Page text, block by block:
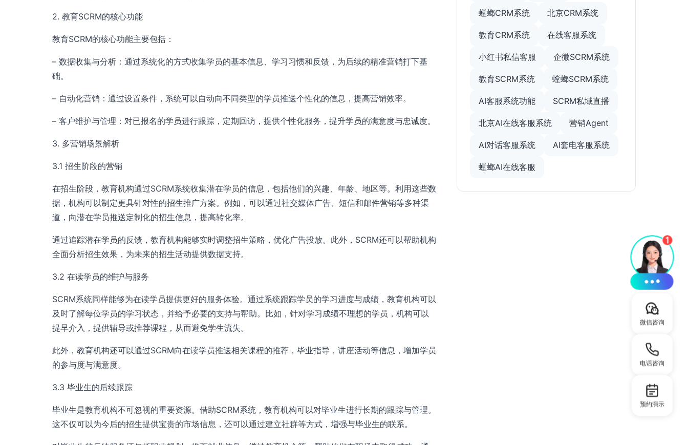
2. 教育SCRM的核心功能
教育SCRM的核心功能主要包括：
– 数据收集与分析：通过系统化的方式收集学员的基本信息、学习习惯和反馈，为后续的精准营销打下基
础。
– 自动化营销：通过设置条件，系统可以自动向不同类型的学员推送个性化的信息，提高营销效率。
– 客户维护与管理：对已报名的学员进行跟踪，定期回访，提供个性化服务，提升学员的满意度与忠诚度。
3. 多营销场景解析
3.1 招生阶段的营销
在招生阶段，教育机构通过SCRM系统收集潜在学员的信息，包括他们的兴趣、年龄、地区等。利用这些数
据，机构可以制定更具针对性的招生推广方案。例如，可以通过社交媒体广告、短信和邮件营销等多种渠
道，向潜在学员推送定制化的招生信息，提高转化率。
通过追踪潜在学员的反馈，教育机构能够实时调整招生策略，优化广告投放。此外，SCRM还可以帮助机构
全面分析招生效果，为未来的招生活动提供数据支持。
3.2 在读学员的维护与服务
SCRM系统同样能够为在读学员提供更好的服务体验。通过系统跟踪学员的学习进度与成绩，教育机构可以
及时了解每位学员的学习状态，并给予必要的支持与帮助。比如，针对学习成绩不理想的学员，机构可以
提早介入，提供辅导或推荐课程，从而避免学生流失。
此外，教育机构还可以通过SCRM向在读学员推送相关课程的推荐，毕业指导，讲座活动等信息，增加学员
的参与度与满意度。
3.3 毕业生的后续跟踪
毕业生是教育机构不可忽视的重要资源。借助SCRM系统，教育机构可以对毕业生进行长期的跟踪与管理。
这不仅可以为今后的招生提供宝贵的市场信息，还可以通过建立社群等方式，增强与毕业生的联系。
螳螂CRM系统 北京CRM系统
教育CRM系统 在线客服系统
小红书私信客服 企微SCRM系统
教育SCRM系统 螳螂SCRM系统
AI客服系统功能 SCRM私域直播
北京AI在线客服系统 营销Agent
AI对话客服系统 AI套电客服系统
螳螂AI在线客服
微信咨询
电话咨询
预约演示